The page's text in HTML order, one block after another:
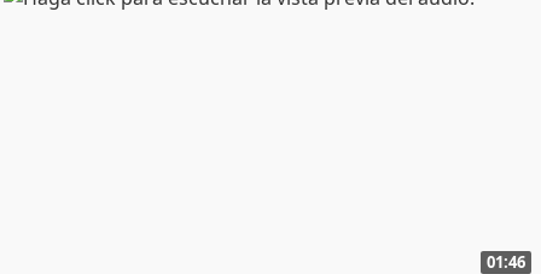
01:46